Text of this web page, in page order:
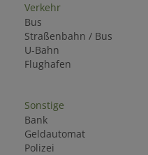
Verkehr
Bus
Straßenbahn / Bus
U-Bahn
Flughafen
Sonstige
Bank
Geldautomat
Polizei